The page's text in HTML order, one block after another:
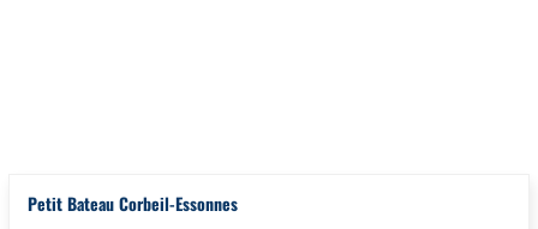
Petit Bateau Corbeil-Essonnes